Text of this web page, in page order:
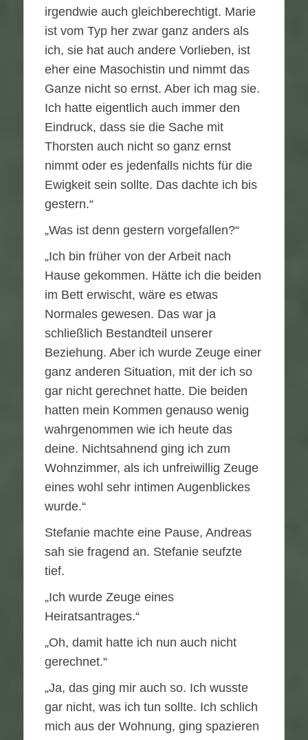
irgendwie auch gleichberechtigt. Marie
ist vom Typ her zwar ganz anders als
ich, sie hat auch andere Vorlieben, ist
eher eine Masochistin und nimmt das
Ganze nicht so ernst. Aber ich mag sie.
Ich hatte eigentlich auch immer den
Eindruck, dass sie die Sache mit
Thorsten auch nicht so ganz ernst
nimmt oder es jedenfalls nichts für die
Ewigkeit sein sollte. Das dachte ich bis
gestern.“
„Was ist denn gestern vorgefallen?“
„Ich bin früher von der Arbeit nach
Hause gekommen. Hätte ich die beiden
im Bett erwischt, wäre es etwas
Normales gewesen. Das war ja
schließlich Bestandteil unserer
Beziehung. Aber ich wurde Zeuge einer
ganz anderen Situation, mit der ich so
gar nicht gerechnet hatte. Die beiden
hatten mein Kommen genauso wenig
wahrgenommen wie ich heute das
deine. Nichtsahnend ging ich zum
Wohnzimmer, als ich unfreiwillig Zeuge
eines wohl sehr intimen Augenblickes
wurde.“
Stefanie machte eine Pause, Andreas
sah sie fragend an. Stefanie seufzte
tief.
„Ich wurde Zeuge eines
Heiratsantrages.“
„Oh, damit hatte ich nun auch nicht
gerechnet.“
„Ja, das ging mir auch so. Ich wusste
gar nicht, was ich tun sollte. Ich schlich
mich aus der Wohnung, ging spazieren